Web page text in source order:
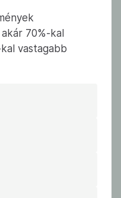
70%-kal
vastagabb